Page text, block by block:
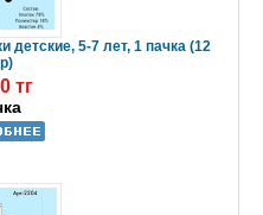
детские, 5-7 лет, 1 пачка (12
тг